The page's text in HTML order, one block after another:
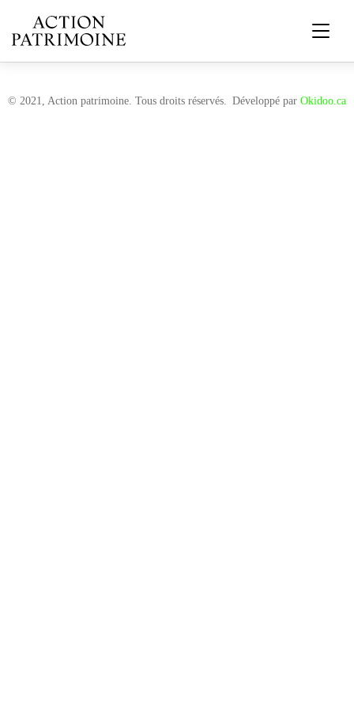
© 2021, Action patrimoine. Tous droits réservés. Développé par Okidoo.ca